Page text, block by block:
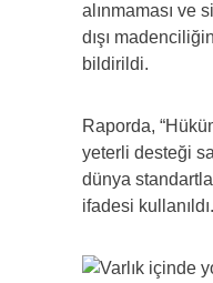
alınmaması ve
dışı
bildirildi.
Raporda,
yeterli desteği
dünya
ifadesi kullanıldı.